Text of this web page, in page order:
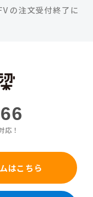
の注文受付終了に
応！
はこちら